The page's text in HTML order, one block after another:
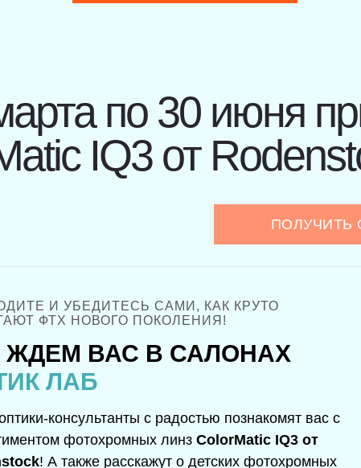
по 30 июня
IQ3 от
ПОЛУЧИТЬ
И УБЕДИТЕСЬ САМИ, КАК КРУТО
ФТХ НОВОГО ПОКОЛЕНИЯ!
ВАС В САЛОНАХ
ЛАБ
консультанты с радостью познакомят вас с
фотохромных линз ColorMatic IQ3 от
! А также расскажут о детских фотохромных